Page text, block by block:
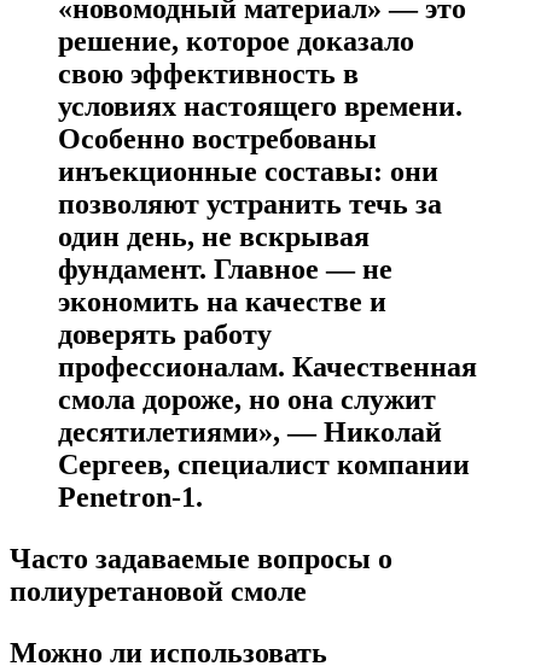
«новомодный материал» — это
решение, которое доказало
свою эффективность в
условиях настоящего времени.
Особенно востребованы
инъекционные составы: они
позволяют устранить течь за
один день, не вскрывая
фундамент. Главное — не
экономить на качестве и
доверять работу
профессионалам. Качественная
смола дороже, но она служит
десятилетиями», —Николай
Сергеев, специалист компании
Penetron-1.
Часто задаваемые вопросы о
полиуретановой смоле
Можно ли использовать